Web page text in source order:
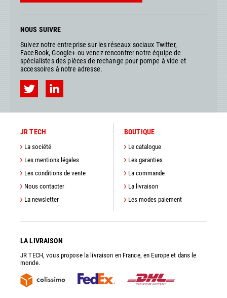
NOUS SUIVRE
Suivez notre entreprise sur les réseaux sociaux Twitter,
FaceBook, Google+ ou venez rencontrer notre équipe de
spécialistes des pièces de rechange pour pompe à vide et
accessoires à notre adresse.
JR TECH
La société
Les mentions légales
Les conditions de vente
Nous contacter
La newsletter
BOUTIQUE
Le catalogue
Les garanties
La commande
La livraison
Les modes paiement
LA LIVRAISON
JR TECH, vous propose la livraison en France, en Europe et dans le
monde.